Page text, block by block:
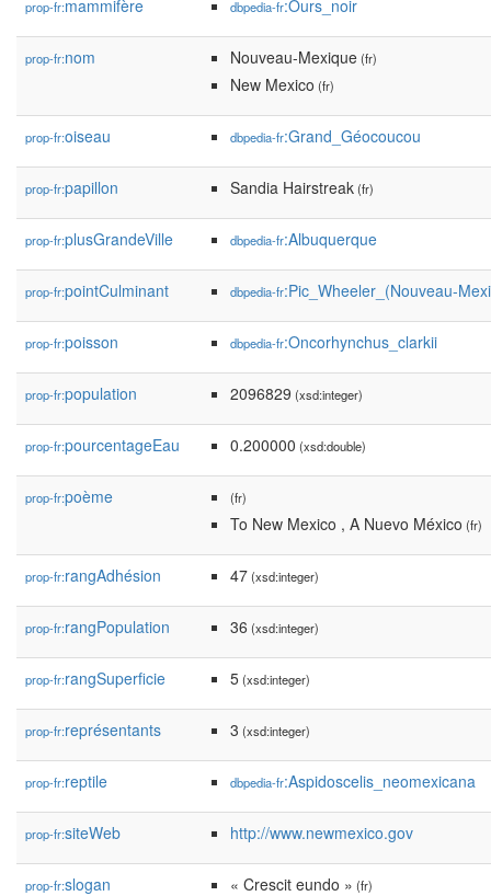
prop-fr:mammifère dbpedia-fr:Ours_noir
prop-fr:nom Nouveau-Mexique(fr)
New Mexico (fr)
prop-fr:oiseau dbpedia-fr:Grand_Géocoucou
prop-fr:papillon Sandia Hairstreak(fr)
prop-fr:plusGrandeVille dbpedia-fr:Albuquerque
prop-fr:pointCulminant dbpedia-fr:Pic_Wheeler_(Nouveau-
prop-fr:poisson dbpedia-fr:Oncorhynchus_clarkii
prop-fr:population 2096829 (xsd:integer)
prop-fr:pourcentageEau 0.200000 (xsd:double)
prop-fr:poème (fr)
To New Mexico , A Nuevo México (fr)
prop-fr:rangAdhésion 47(xsd:integer)
prop-fr:rangPopulation 36 (xsd:integer)
prop-fr:rangSuperficie 5(xsd:integer)
prop-fr:représentants 3 (xsd:integer)
prop-fr:reptile dbpedia-fr:Aspidoscelis_neomexicana
prop-fr:siteWeb http://www.newmexico.gov
prop-fr:slogan « Crescit eundo » (fr)